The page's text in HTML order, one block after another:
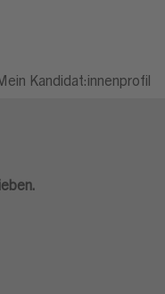
Kandidat:innenprofil